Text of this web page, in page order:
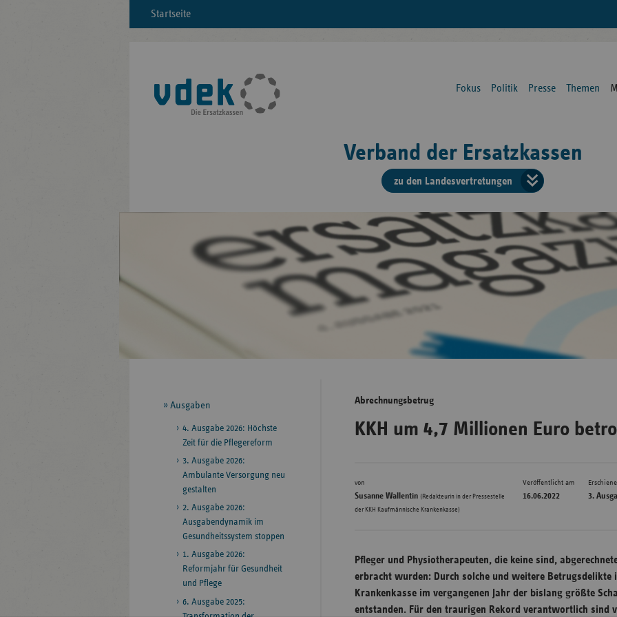
Startseite
Fokus Politik Presse Themen
Verband der Ersatzkassen
zu den Landesvertretungen
der
Hessen
Abrechnungsbetrug
KKH um 4,7 Millionen Euro
von
Susanne Wallentin (Redakteurin in der Pressestelle
der KKH Kaufmännische Krankenkasse)
Veröffentlicht am
16.06.2022 3.
Pfleger und Physiotherapeuten, die keine sind,
erbracht wurden: Durch solche und weitere Betrugsdelikte
Krankenkasse im vergangenen Jahr der bislang größte
entstanden. Für den traurigen Rekord verantwortlich sind
Seitennavigation
Ausgaben
4. Ausgabe 2026: Höchste
Zeit für die Pflegereform
3. Ausgabe 2026:
Ambulante Versorgung neu
gestalten
2. Ausgabe 2026:
Ausgabendynamik im
Gesundheitssystem stoppen
1. Ausgabe 2026:
Reformjahr für Gesundheit
und Pflege
6. Ausgabe 2025: